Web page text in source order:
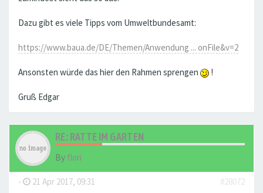
Dazu gibt es viele Tipps vom Umweltbundesamt:
https://www.baua.de/DE/Themen/Anwendung ... onFile&v=2
Ansonsten würde das hier den Rahmen sprengen !
Gruß Edgar
RE: RATTE IM GARTEN
By flori
- 21 Apr 2017, 09:31
#28072